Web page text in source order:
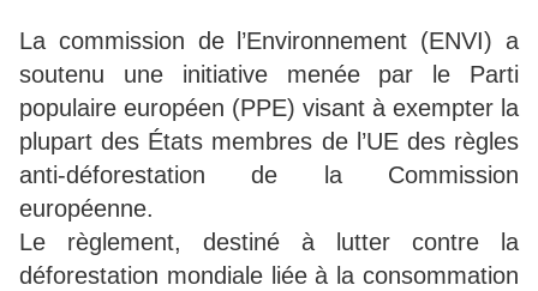
La commission de l’Environnement (ENVI) a
soutenu une initiative menée par le Parti
populaire européen (PPE) visant à exempter la
plupart des États membres de l’UE des règles
anti-déforestation de la Commission
européenne.
Le règlement, destiné à lutter contre la
déforestation mondiale liée à la consommation